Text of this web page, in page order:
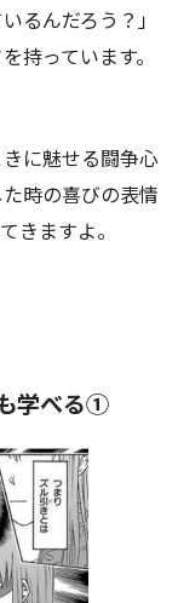
るんだろう？」
持っています。
に魅せる闘争心
時の喜びの表情
きますよ。
学べる①